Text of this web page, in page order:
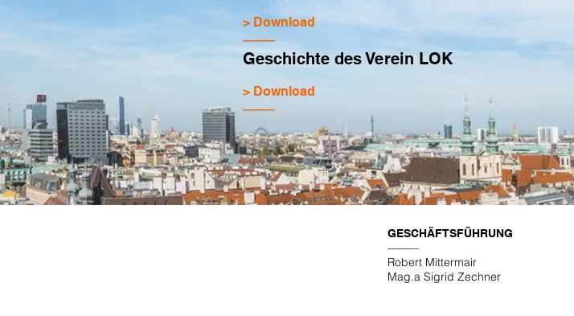
> Download
——
Geschichte des Verein LOK
> Download
——
GESCHÄFTSFÜHRUNG
––––––
Robert Mittermair
Mag.a Sigrid Zechner